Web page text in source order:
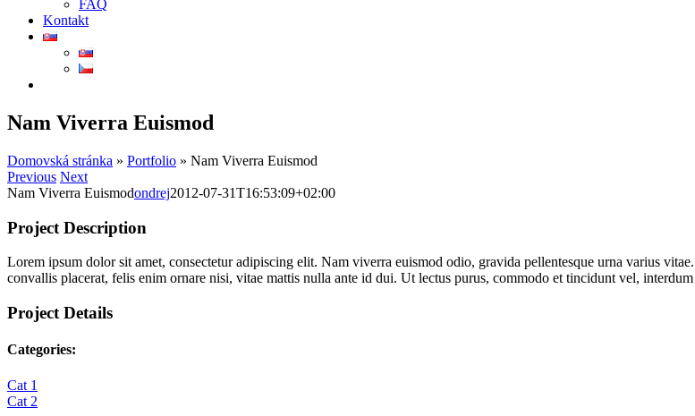
FAQ
Kontakt
Nam Viverra Euismod
Domovská stránka » Portfolio » Nam Viverra Euismod
Previous Next
Nam Viverra Euismodondrej2012-07-31T16:53:09+02:00
Project Description
Lorem ipsum dolor sit amet, consectetur adipiscing elit. Nam viverra euismod odio, gravida pellentesque urna varius
convallis placerat, felis enim ornare nisi, vitae mattis nulla ante id dui. Ut lectus purus, commodo et tincidunt vel, interdum
Project Details
Categories:
Cat 1
Cat 2